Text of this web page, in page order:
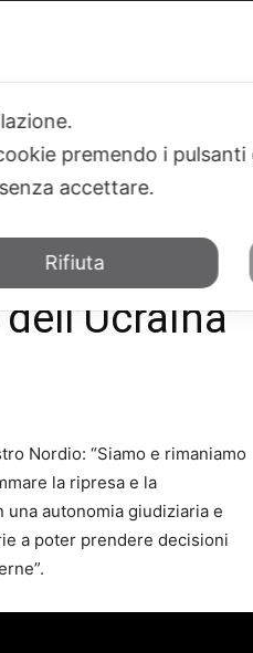
SALUTE
Nordio: “Siamo e rimaniamo
la ripresa e la
autonomia giudiziaria e
a poter prendere decisioni
premendo i pulsanti
accettare.
Rifiuta